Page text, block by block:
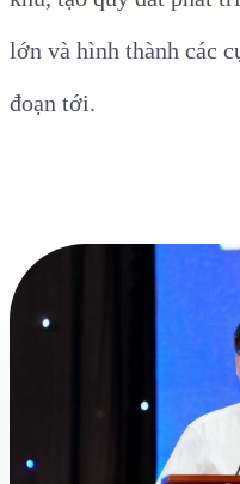
lớn và hình thành các
đoạn tới.